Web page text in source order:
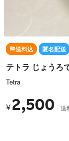
送料込 匿名配送
テトラ じょうろ
Tetra
¥ 2,500 送